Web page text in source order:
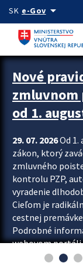
Preskocit na hlavný
SK e-Govarrow_drop_down
Zastavit automatický
Nové
od 1.
29. 07. 2026Od 1.
zákon, ktorý
zmluvného
kontrolu PZP,
vyradenie
Cieľom je
cestnej
Podrobné
webovom
ktorom od